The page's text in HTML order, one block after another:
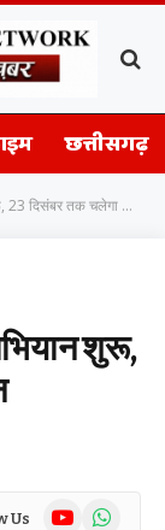
छत्तीसगढ़
तक चलेगा अभियान
शुरू,
Us YouTubeWhatsApp